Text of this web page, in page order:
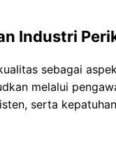
Industri
sebagai
melalui
serta